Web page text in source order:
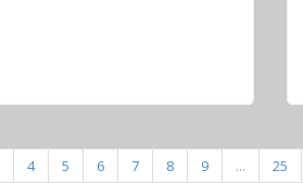
4 5 6 7 8 9 ... 25